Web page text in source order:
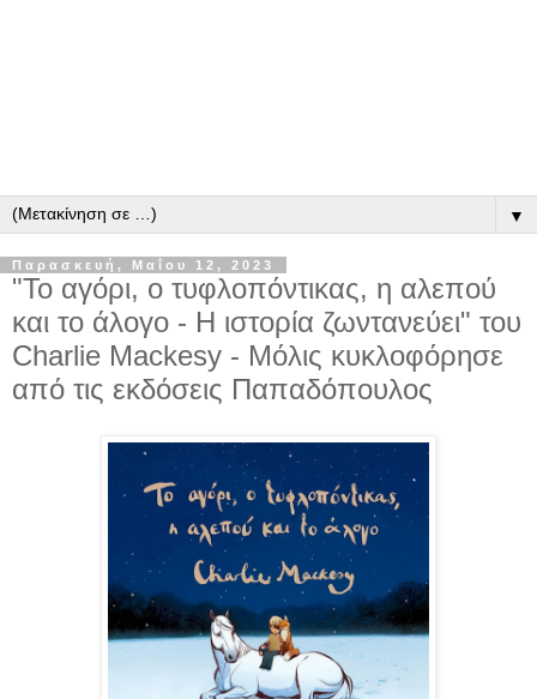
▼
Παρασκευή, Μαΐου 12, 2023
"Το αγόρι, ο τυφλοπόντικας, η αλεπού
και το άλογο - Η ιστορία ζωντανεύει" του
Charlie Mackesy - Μόλις κυκλοφόρησε
από τις εκδόσεις Παπαδόπουλος